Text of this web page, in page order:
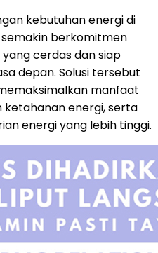
kebutuhan energi di
berkomitmen
cerdas dan siap
depan. Solusi tersebut
manfaat
ketahanan energi, serta
energi yang lebih tinggi.